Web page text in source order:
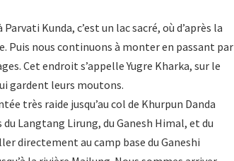
Kunda, c’est un lac sacré, où d’après la
Puis nous continuons à monter en passant par
Cet endroit s’appelle Yugre Kharka, sur le
gardent leurs moutons.
très raide jusqu’au col de Khurpun Danda
du Langtang Lirung, du Ganesh Himal, et du
directement au camp base du Ganeshi